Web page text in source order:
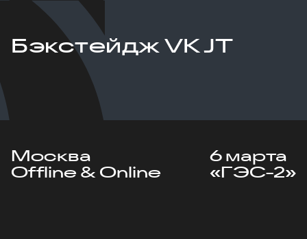
Бэкстейдж VK JT
Москва
Offline & Online
6 марта
«ГЭС-2»